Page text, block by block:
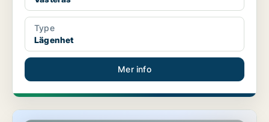
Type
Lägenhet
Mer info
Lägenhet i Västerås